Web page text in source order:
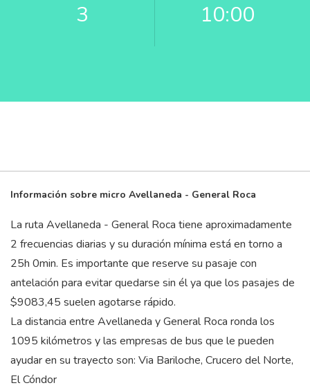
3 10:00
Información sobre micro Avellaneda - General Roca
La ruta Avellaneda - General Roca tiene aproximadamente
2 frecuencias diarias y su duración mínima está en torno a
25h 0min. Es importante que reserve su pasaje con
antelación para evitar quedarse sin él ya que los pasajes de
$9083,45 suelen agotarse rápido.
La distancia entre Avellaneda y General Roca ronda los
1095 kilómetros y las empresas de bus que le pueden
ayudar en su trayecto son: Via Bariloche, Crucero del Norte,
El Cóndor